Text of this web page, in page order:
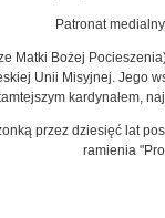
Patronat
Matki Bożej
Unii Misyjnej. Jego
kardynałem,
przez dziesięć lat
ramienia